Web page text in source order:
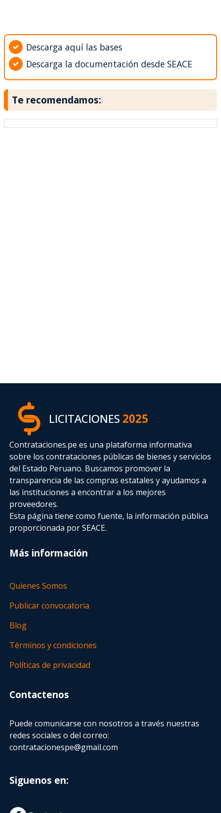
Descarga aquí las bases
Descarga la documentación desde SEACE
Te recomendamos:
LICITACIONES2025
Contrataciones.pe es una plataforma informativa
sobre los contrataciones públicas de bienes y servicios
del Estado Peruano. Buscamos promover la
transparencia de las compras estatalesy ayudamos a
las instituciones a encontrar a los mejores
proveedores.
Esta página tiene como fuente, la información pública
proporcionada por SEACE.
Más información
Quienes Somos
Publicar convocatoria
Blog
Términos y condiciones
Políticas de privacidad
Contactenos
Puede comunicarse con nosotros a través nuestras
redes sociales o del correo:
contratacionespe@gmail.com
Siguenos en: